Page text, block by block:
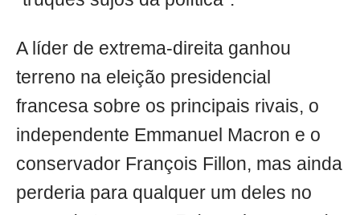
A líder de extrema-direita ganhou
terreno na eleição presidencial
francesa sobre os principais rivais, o
independente Emmanuel Macron e o
conservador François Fillon, mas ainda
perderia para qualquer um deles no